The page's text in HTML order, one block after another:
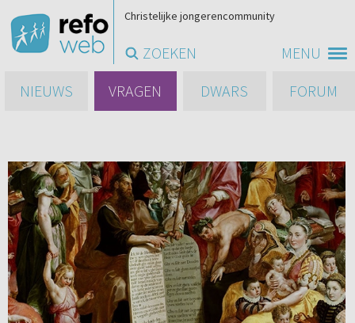
MENU
Christelijke jongerencommunity
ZOEKEN
NIEUWS
VRAGEN DWARS FORUM